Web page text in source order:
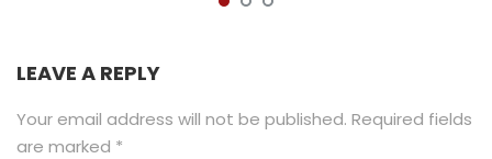
LEAVE A REPLY
Your email address will not be published. Required fields
are marked *